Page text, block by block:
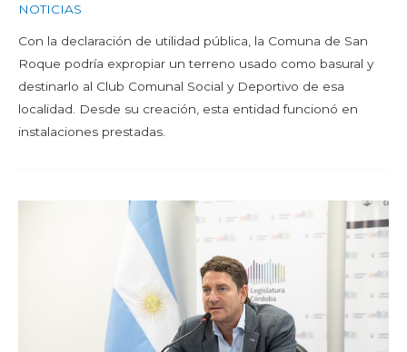
NOTICIAS
Con la declaración de utilidad pública, la Comuna de San
Roque podría expropiar un terreno usado como basural y
destinarlo al Club Comunal Social y Deportivo de esa
localidad. Desde su creación, esta entidad funcionó en
instalaciones prestadas.